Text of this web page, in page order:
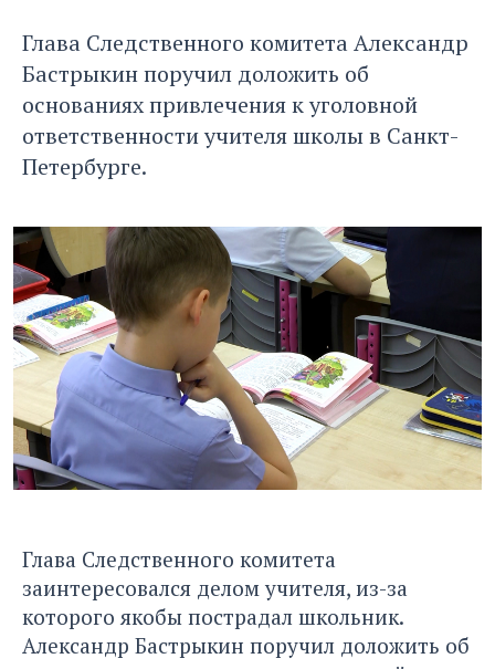
Глава Следственного комитета Александр
Бастрыкин поручил доложить об
основаниях привлечения к уголовной
ответственности учителя школы в Санкт-
Петербурге.
Глава Следственного комитета
заинтересовался делом учителя, из-за
которого якобы пострадал школьник.
Александр Бастрыкин поручил доложить об